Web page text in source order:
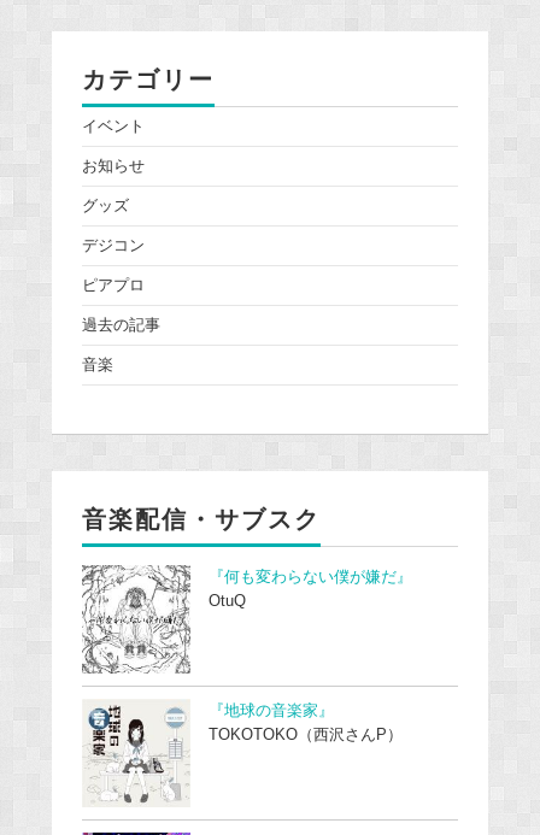
カテゴリー
イベント
お知らせ
グッズ
デジコン
ピアプロ
過去の記事
音楽
音楽配信・サブスク
『何も変わらない僕が嫌だ』
OtuQ
『地球の音楽家』
TOKOTOKO（西沢さんP）